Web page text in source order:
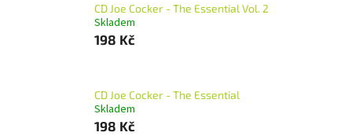
CD Joe Cocker - The Essential Vol. 2
Skladem
198 Kč
CD Joe Cocker - The Essential
Skladem
198 Kč